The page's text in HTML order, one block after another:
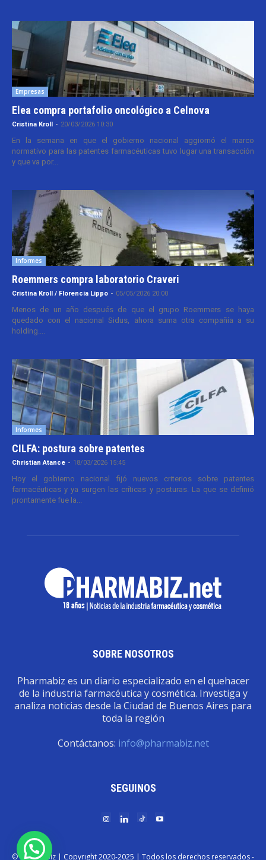
Empresas
Elea compra portafolio oncológico a Celnova
Cristina Kroll - 20/03/2026 10:30
En la semana en que el gobierno nacional aggiornó el marco
normativo para las patentes farmacéuticas tuvo lugar una transacción
y que va por...
Informes
Roemmers compra laboratorio Craveri
Cristina Kroll / Florencia Lippo - 05/05/2026 20:00
Menos de un año después de que el grupo Roemmers se haya
quedado con el nacional Sidus, ahora suma otra compañía a su
holding....
Informes
CILFA: postura sobre patentes
Christian Atance - 18/03/2026 15:45
Hoy el gobierno nacional fijó nuevos criterios sobre patentes
farmacéuticas y ya surgen las críticas y posturas. La que se definió
prontamente fue la...
SOBRE NOSOTROS
Pharmabiz es un diario especializado en el quehacer
de la industria farmacéutica y cosmética. Investiga y
analiza noticias desde la Ciudad de Buenos Aires para
toda la región
Contáctanos: info@pharmabiz.net
SEGUINOS
© Pharmabiz | Copyrıght 2020-2025 | Todos los derechos reservados -